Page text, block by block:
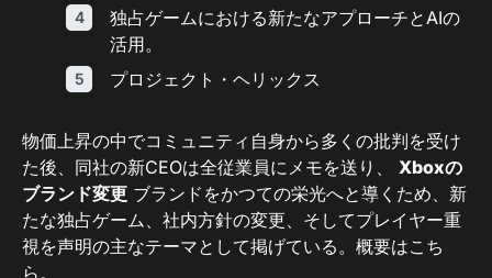
独占ゲームにおける新たなアプローチとAIの
活用。
プロジェクト・ヘリックス
物価上昇の中でコミュニティ自身から多くの批判を受け
た後、同社の新CEOは全従業員にメモを送り、 Xboxの
ブランド変更 ブランドをかつての栄光へと導くため、新
たな独占ゲーム、社内方針の変更、そしてプレイヤー重
視を声明の主なテーマとして掲げている。概要はこち
ら。